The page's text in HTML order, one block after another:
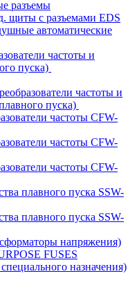
разъемы
щиты с разъемами EDS
автоматические
частоты и
пуска)
частоты и
пуска)
частоты CFW-
частоты CFW-
частоты CFW-
плавного пуска SSW-
плавного пуска SSW-
напряжения)
FUSES
назначения)